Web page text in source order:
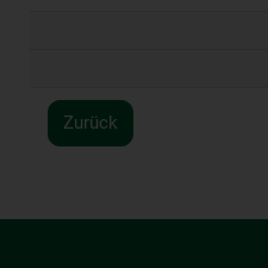
Zurück